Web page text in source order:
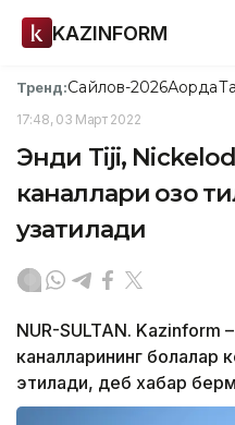
KAZINFORM
Тренд:Сайлов-2026Ақорда
17:48, 03 Март 2022
Энди Tiji,
каналлари қозоқ
узатилади
NUR-SULTAN. Kazinform
каналларининг болалар
этилади, деб хабар